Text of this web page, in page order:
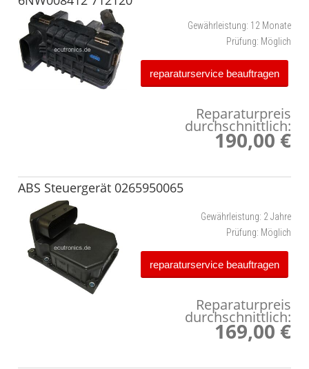
Gewährleistung: 12 Monate
Prüfung: Möglich
reparaturservice beauftragen
Reparaturpreis
durchschnittlich:
190,00 €
ABS Steuergerät 0265950065
Gewährleistung: 2 Jahre
Prüfung: Möglich
reparaturservice beauftragen
Reparaturpreis
durchschnittlich:
169,00 €